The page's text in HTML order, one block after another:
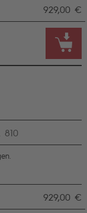
929,00 €
929,00 €